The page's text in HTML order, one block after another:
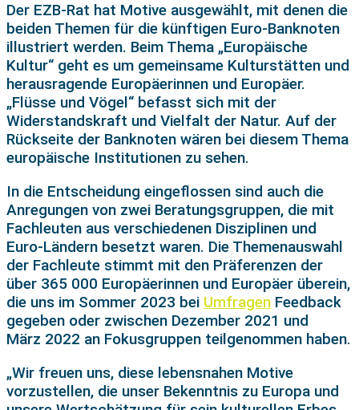
Der EZB-Rat hat Motive ausgewählt, mit denen die
beiden Themen für die künftigen Euro-Banknoten
illustriert werden. Beim Thema „Europäische
Kultur“ geht es um gemeinsame Kulturstätten und
herausragende Europäerinnen und Europäer.
„Flüsse und Vögel“ befasst sich mit der
Widerstandskraft und Vielfalt der Natur. Auf der
Rückseite der Banknoten wären bei diesem Thema
europäische Institutionen zu sehen.
In die Entscheidung eingeflossen sind auch die
Anregungen von zwei Beratungsgruppen, die mit
Fachleuten aus verschiedenen Disziplinen und
Euro-Ländern besetzt waren. Die Themenauswahl
der Fachleute stimmt mit den Präferenzen der
über 365 000 Europäerinnen und Europäer überein,
die uns im Sommer 2023 bei Umfragen Feedback
gegeben oder zwischen Dezember 2021 und
März 2022 an Fokusgruppen teilgenommen haben.
„Wir freuen uns, diese lebensnahen Motive
vorzustellen, die unser Bekenntnis zu Europa und